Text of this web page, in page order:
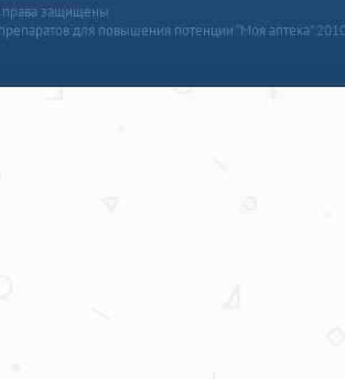
права защищены
для повышения потенции “Моя аптека”